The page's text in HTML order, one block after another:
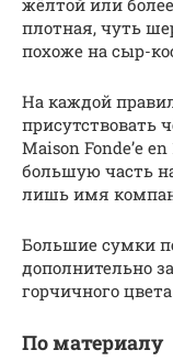
плотная, чуть
похоже на сыр-
На каждой
присутствовать
Maison Fonde’e
большую часть
лишь имя
Большие сумки
дополнительно
горчичного
По материалу